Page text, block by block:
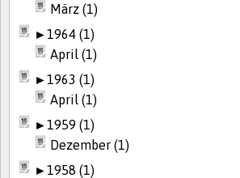
März (1)
►1964 (1)
April (1)
►1963 (1)
April (1)
►1959 (1)
Dezember (1)
►1958 (1)